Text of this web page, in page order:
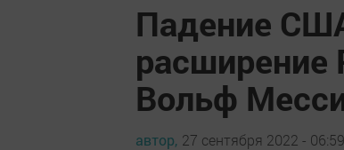
Падение
расширение
Вольф
автор, 27 сентября 2022 - 06:59